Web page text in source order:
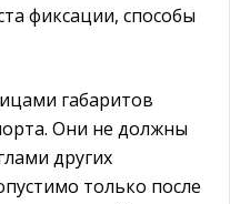
фиксации, способы
габаритов
Они не должны
других
только после